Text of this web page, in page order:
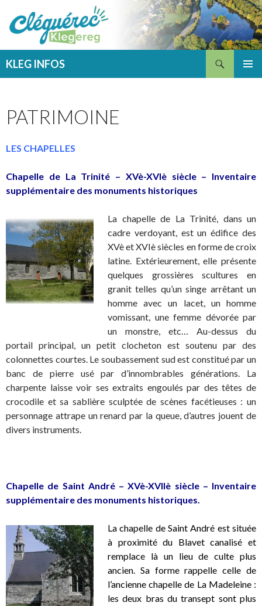
KLEG INFOS
PATRIMOINE
LES CHAPELLES
Chapelle de La Trinité – XVè-XVIè siècle – Inventaire
supplémentaire des monuments historiques
La chapelle de La Trinité, dans un
cadre verdoyant, est un édifice des
XVè et XVIè siècles en forme de croix
latine. Extérieurement, elle présente
quelques grossières scultures en
granit telles qu’un singe arrêtant un
homme avec un lacet, un homme
vomissant, une femme dévorée par
un monstre, etc… Au-dessus du
portail principal, un petit clocheton est soutenu par des
colonnettes courtes. Le soubassement sud est constitué par un
banc de pierre usé par d’innombrables générations. La
charpente laisse voir ses extraits engoulés par des têtes de
crocodile et sa sablière sculptée de scènes facétieuses : un
personnage attrape un renard par la queue, d’autres jouent de
divers instruments.
Chapelle de Saint André – XVè-XVIIè siècle – Inventaire
supplémentaire des monuments historiques.
La chapelle de Saint André est située
à proximité du Blavet canalisé et
remplace là un lieu de culte plus
ancien. Sa forme rappelle celle de
l’ancienne chapelle de La Madeleine :
les deux bras du transept sont plus